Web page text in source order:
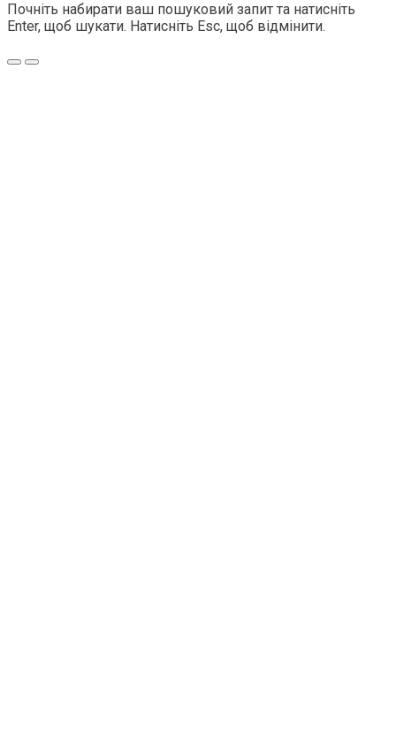
Почніть набирати ваш пошуковий запит та натисніть
Enter, щоб шукати. Натисніть Esc, щоб відмінити.
Меню